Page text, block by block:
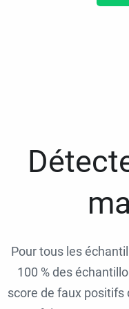
Pour tous les
100 % des
score de faux positifs